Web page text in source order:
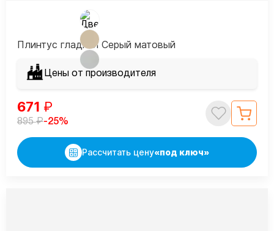
Плинтус гладкий Серый матовый
Цены от производителя
671 ₽
895₽-25%
Рассчитать цену«под ключ»